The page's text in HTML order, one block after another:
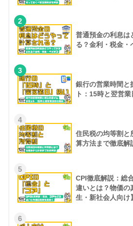
2
普通預金の利息は
る？金利・税金・
3
銀行の営業時間と
ト：15時と翌営
4
住民税の均等割と
算方法まで徹底解
5
CPI徹底解説：総
違いとは？物価の
生・新社会人向け】
6